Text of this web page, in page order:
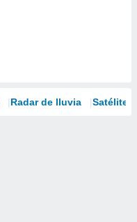
Radar de lluvia Satélites